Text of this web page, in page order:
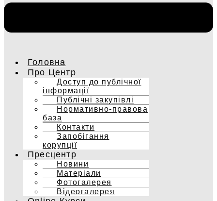
Головна
Про Центр
Доступ до публічної
інформації
Публічні закупівлі
Нормативно-правова
база
Контакти
Запобігання
корупції
Пресцентр
Новини
Матеріали
Фотогалерея
Відеогалерея